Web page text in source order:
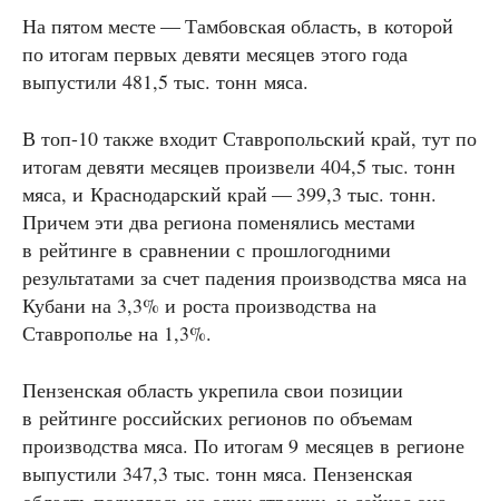
На пятом месте — Тамбовская область, в которой
по итогам первых девяти месяцев этого года
выпустили 481,5 тыс. тонн мяса.
В топ-10 также входит Ставропольский край, тут по
итогам девяти месяцев произвели 404,5 тыс. тонн
мяса, и Краснодарский край — 399,3 тыс. тонн.
Причем эти два региона поменялись местами
в рейтинге в сравнении с прошлогодними
результатами за счет падения производства мяса на
Кубани на 3,3% и роста производства на
Ставрополье на 1,3%.
Пензенская область укрепила свои позиции
в рейтинге российских регионов по объемам
производства мяса. По итогам 9 месяцев в регионе
выпустили 347,3 тыс. тонн мяса. Пензенская